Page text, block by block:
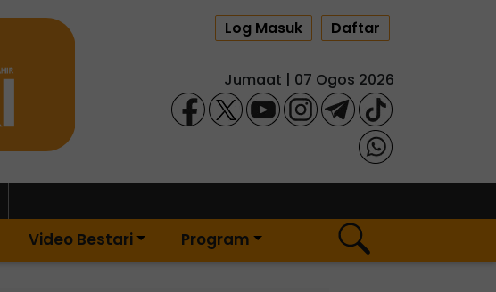
Log Masuk Daftar
Jumaat | 07 Ogos 2026
Video Bestari Program